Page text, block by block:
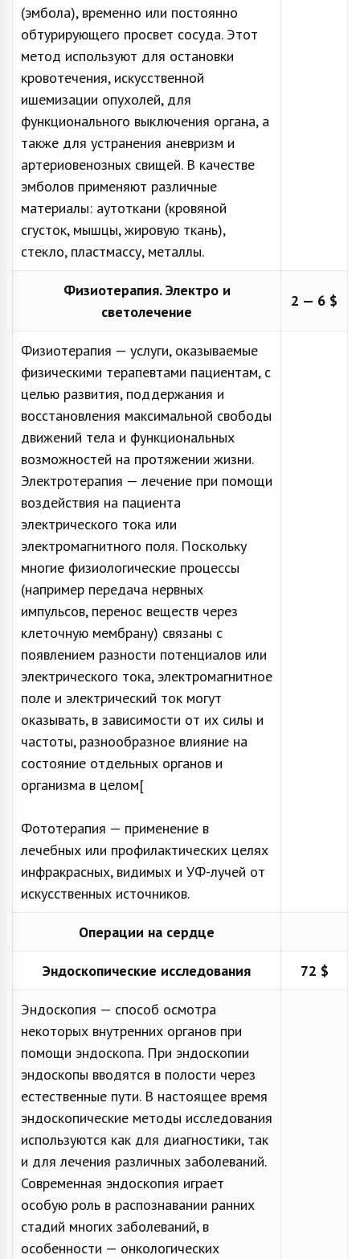
(эмбола), временно или постоянно
обтурирующего просвет сосуда. Этот
метод используют для остановки
кровотечения, искусственной
ишемизации опухолей, для
функционального выключения органа, а
также для устранения аневризм и
артериовенозных свищей. В качестве
эмболов применяют различные
материалы: аутоткани (кровяной
сгусток, мышцы, жировую ткань),
стекло, пластмассу, металлы.
Физиотерапия. Электро и
светолечение
2 — 6 $
Физиотерапия — услуги, оказываемые
физическими терапевтами пациентам, с
целью развития, поддержания и
восстановления максимальной свободы
движений тела и функциональных
возможностей на протяжении жизни.
Электротерапия — лечение при помощи
воздействия на пациента
электрического тока или
электромагнитного поля. Поскольку
многие физиологические процессы
(например передача нервных
импульсов, перенос веществ через
клеточную мембрану) связаны с
появлением разности потенциалов или
электрического тока, электромагнитное
поле и электрический ток могут
оказывать, в зависимости от их силы и
частоты, разнообразное влияние на
состояние отдельных органов и
организма в целом[
Фототерапия — применение в
лечебных или профилактических целях
инфракрасных, видимых и УФ-лучей от
искусственных источников.
Операции на сердце
Эндоскопические исследования 72 $
Эндоскопия — способ осмотра
некоторых внутренних органов при
помощи эндоскопа. При эндоскопии
эндоскопы вводятся в полости через
естественные пути. В настоящее время
эндоскопические методы исследования
используются как для диагностики, так
и для лечения различных заболеваний.
Современная эндоскопия играет
особую роль в распознавании ранних
стадий многих заболеваний, в
особенности — онкологических